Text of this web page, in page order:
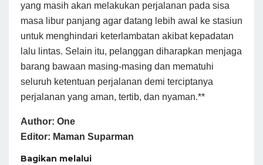
yang masih akan melakukan perjalanan pada sisa
masa libur panjang agar datang lebih awal ke stasiun
untuk menghindari keterlambatan akibat kepadatan
lalu lintas. Selain itu, pelanggan diharapkan menjaga
barang bawaan masing-masing dan mematuhi
seluruh ketentuan perjalanan demi terciptanya
perjalanan yang aman, tertib, dan nyaman.**
Author: One
Editor: Maman Suparman
Bagikan melalui